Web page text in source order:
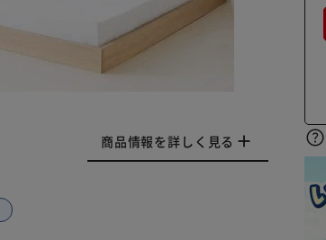
商品情報を詳しく見る